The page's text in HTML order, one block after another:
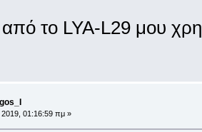
το LYA-L29 μου
2019, 01:16:59 πμ »